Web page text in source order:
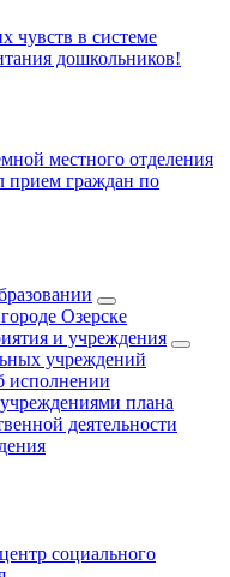
чувств в системе
дошкольников!
местного отделения
граждан по
Озерске
и учреждения
учреждений
исполнении
плана
деятельности
социального